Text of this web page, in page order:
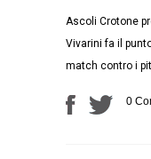
Ascoli Crotone
Vivarini fa il
match contro i
0